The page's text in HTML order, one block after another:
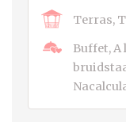
Terras,
Buffet, A